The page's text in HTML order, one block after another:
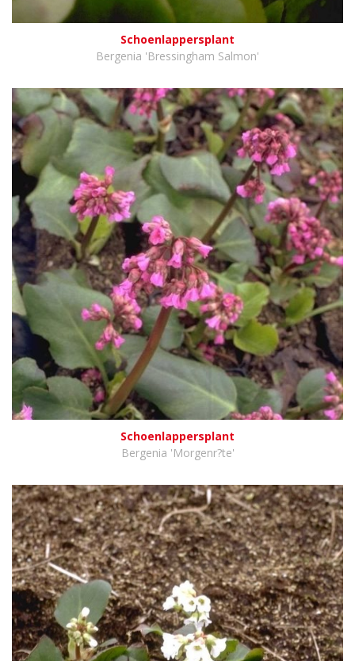
Schoenlappersplant
Bergenia 'Bressingham Salmon'
Schoenlappersplant
Bergenia 'Morgenr?te'